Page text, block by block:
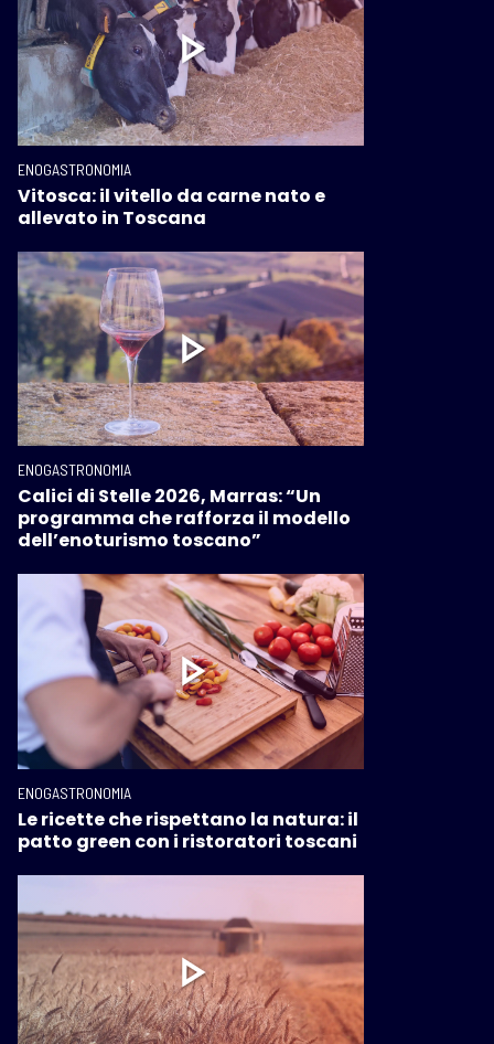
ENOGASTRONOMIA
Vitosca: il vitello da carne nato e
allevato in Toscana
ENOGASTRONOMIA
Calici di Stelle 2026, Marras: “Un
programma che rafforza il modello
dell’enoturismo toscano”
ENOGASTRONOMIA
Le ricette che rispettano la natura: il
patto green con i ristoratori toscani